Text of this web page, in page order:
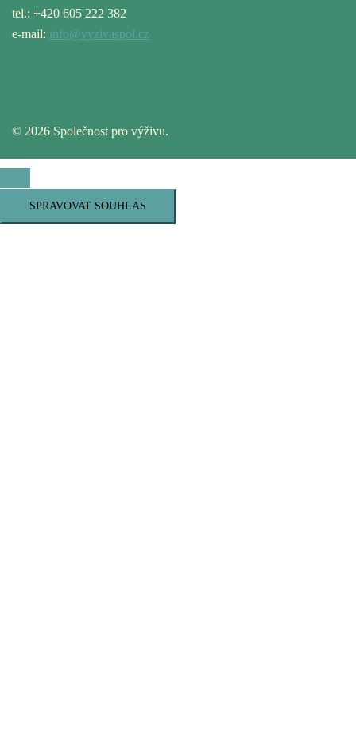
tel.: +420 605 222 382
e-mail: info@vyzivaspol.cz
© 2026 Společnost pro výživu.
SPRAVOVAT SOUHLAS